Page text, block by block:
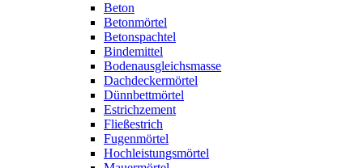
Beton
Betonmörtel
Betonspachtel
Bindemittel
Bodenausgleichsmasse
Dachdeckermörtel
Dünnbettmörtel
Estrichzement
Fließestrich
Fugenmörtel
Hochleistungsmörtel